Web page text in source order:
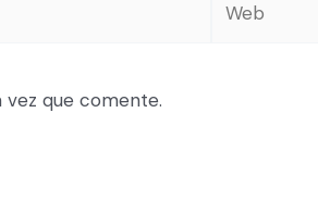
que comente.